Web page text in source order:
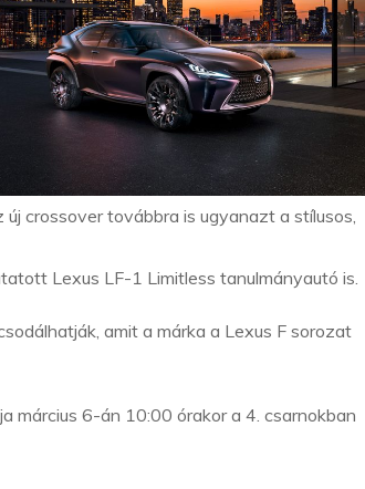
crossover továbbra is ugyanazt a stílusos,
Lexus LF-1 Limitless tanulmányautó is.
amit a márka a Lexus F sorozat
március 6-án 10:00 órakor a 4. csarnokban